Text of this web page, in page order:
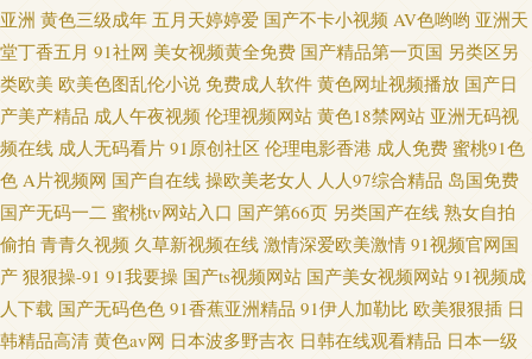
亚洲 黄色三级成年 五月天婷婷爱 国产不卡小视频 AV色哟哟 亚洲天
堂丁香五月 91社网 美女视频黄全免费 国产精品第一页国 另类区另
类欧美 欧美色图乱伦小说 免费成人软件 黄色网址视频播放 国产日
产美产精品 成人午夜视频 伦理视频网站 黄色18禁网站 亚洲无码视
频在线 成人无码看片 91原创社区 伦理电影香港 成人免费 蜜桃91色
色 A片视频网 国产自在线 操欧美老女人 人人97综合精品 岛国免费
国产无码一二 蜜桃tv网站入口 国产第66页 另类国产在线 熟女自拍
偷拍 青青久视频 久草新视频在线 激情深爱欧美激情 91视频官网国
产 狠狠操-91 91我要操 国产ts视频网站 国产美女视频网站 91视频成
人下载 国产无码色色 91香蕉亚洲精品 91伊人加勒比 欧美狠狠插 日
韩精品高清 黄色av网 日本波多野吉衣 日韩在线观看精品 日本一级